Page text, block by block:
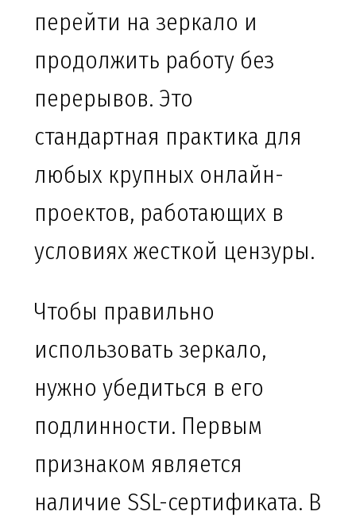
перейти на зеркало и
продолжить работу без
перерывов. Это
стандартная практика для
любых крупных онлайн-
проектов, работающих в
условиях жесткой цензуры.
Чтобы правильно
использовать зеркало,
нужно убедиться в его
подлинности. Первым
признаком является
наличие SSL-сертификата. В